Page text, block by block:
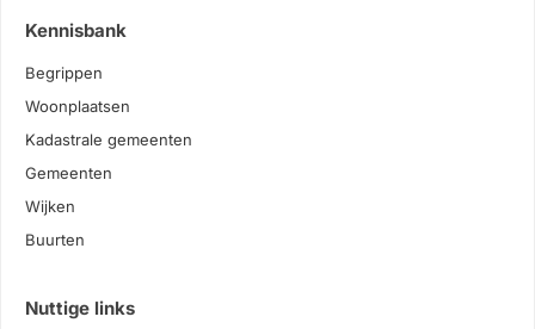
Kennisbank
Begrippen
Woonplaatsen
Kadastrale gemeenten
Gemeenten
Wijken
Buurten
Nuttige links